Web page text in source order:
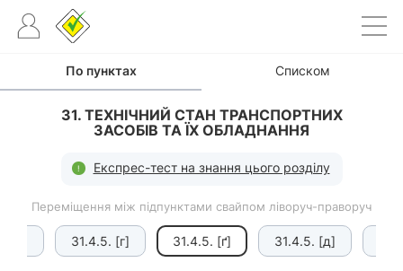
По пунктах Списком
31. ТЕХНІЧНИЙ СТАН ТРАНСПОРТНИХ
ЗАСОБІВ ТА ЇХ ОБЛАДНАННЯ
Експрес-тест на знання цього розділу
Переміщення між підпунктами свайпом ліворуч-праворуч
31.4.5. [г] 31.4.5. [ґ] 31.4.5. [д]